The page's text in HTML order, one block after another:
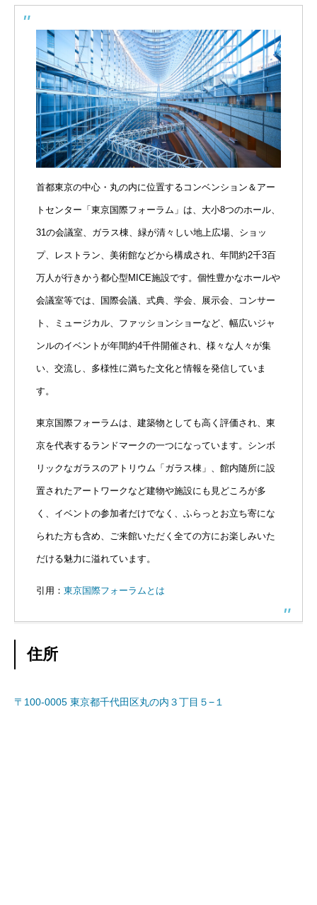
首都東京の中心・丸の内に位置するコンベンション＆アー
トセンター「東京国際フォーラム」は、大小8つのホール、
31の会議室、ガラス棟、緑が清々しい地上広場、ショッ
プ、レストラン、美術館などから構成され、年間約2千3百
万人が行きかう都心型MICE施設です。個性豊かなホールや
会議室等では、国際会議、式典、学会、展示会、コンサー
ト、ミュージカル、ファッションショーなど、幅広いジャ
ンルのイベントが年間約4千件開催され、様々な人々が集
い、交流し、多様性に満ちた文化と情報を発信していま
す。
東京国際フォーラムは、建築物としても高く評価され、東
京を代表するランドマークの一つになっています。シンボ
リックなガラスのアトリウム「ガラス棟」、館内随所に設
置されたアートワークなど建物や施設にも見どころが多
く、イベントの参加者だけでなく、ふらっとお立ち寄にな
られた方も含め、ご来館いただく全ての方にお楽しみいた
だける魅力に溢れています。
引用： 東京国際フォーラムとは
住所
〒100-0005 東京都千代田区丸の内３丁目５−１